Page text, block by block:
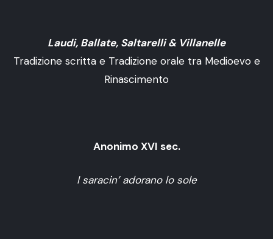
Laudi, Ballate, Saltarelli & Villanelle
Tradizione scritta e Tradizione orale tra Medioevo e
Rinascimento
Anonimo XVI sec.
I saracin’ adorano lo sole